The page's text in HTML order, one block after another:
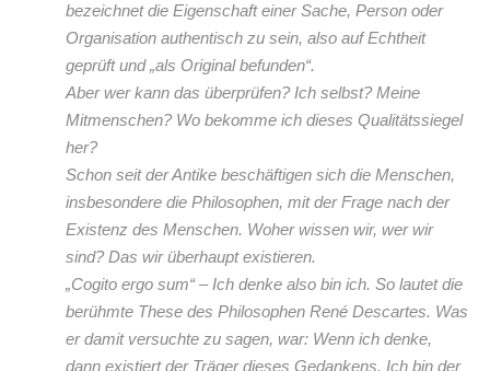
bezeichnet die Eigenschaft einer Sache, Person oder
Organisation authentisch zu sein, also auf Echtheit
geprüft und „als Original befunden“.
Aber wer kann das überprüfen? Ich selbst? Meine
Mitmenschen? Wo bekomme ich dieses Qualitätssiegel
her?
Schon seit der Antike beschäftigen sich die Menschen,
insbesondere die Philosophen, mit der Frage nach der
Existenz des Menschen. Woher wissen wir, wer wir
sind? Das wir überhaupt existieren.
„Cogito ergo sum“ – Ich denke also bin ich. So lautet die
berühmte These des Philosophen René Descartes. Was
er damit versuchte zu sagen, war: Wenn ich denke,
dann existiert der Träger dieses Gedankens. Ich bin der